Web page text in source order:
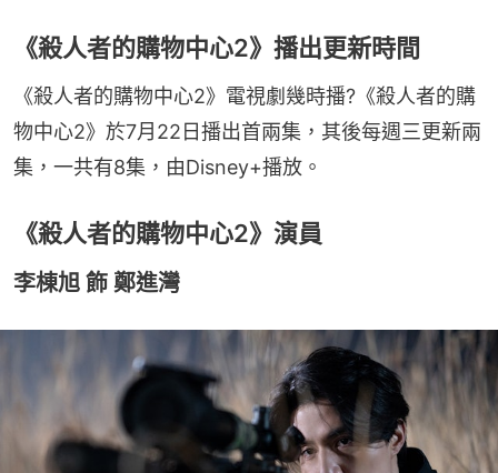
《殺人者的購物中心2》播出更新時間
《殺人者的購物中心2》電視劇幾時播?《殺人者的購
物中心2》於7月22日播出首兩集，其後每週三更新兩
集，一共有8集，由Disney+播放。
《殺人者的購物中心2》演員
李棟旭 飾 鄭進灣